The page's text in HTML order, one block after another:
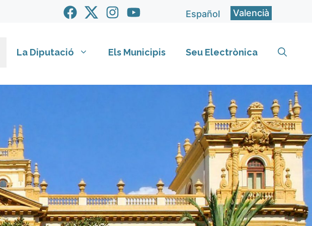
Español Valencià
La Diputació Els Municipis Seu Electrònica